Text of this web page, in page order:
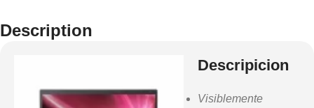
Description
Descripicion
Visiblemente